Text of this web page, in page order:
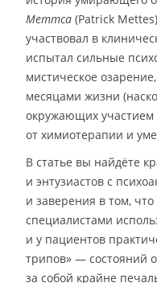
Меттса (Patrick
участвовал в
испытал сильные
мистическое
месяцами жизни
окружающих участием
от химиотерапии и
В статье вы найдёте
и энтузиастов с
и заверения в том,
специалистами
и у пациентов
трипов» — состояний
за собой крайне